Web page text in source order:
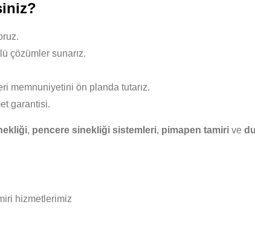
çözümler sunarız.
memnuniyetini ön planda tutarız.
garantisi.
, pencere sinekliği sistemleri, pimapen tamiri ve
hizmetlerimiz